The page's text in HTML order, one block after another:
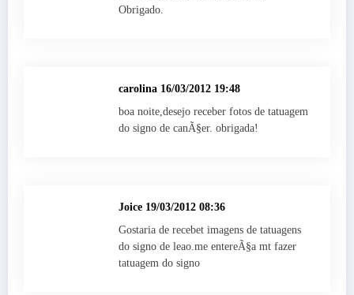
Obrigado.
carolina 16/03/2012 19:48
boa noite,desejo receber fotos de tatuagem
do signo de canÃ§er. obrigada!
Joice 19/03/2012 08:36
Gostaria de recebet imagens de tatuagens
do signo de leao.me entereÃ§a mt fazer
tatuagem do signo